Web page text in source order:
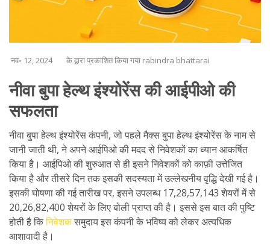
नव॰ 12, 2024 के द्वारा प्रकाशित किया गया rabindra bhattarai
नीवा बुपा हेल्थ इंश्योरेंस की आईपीओ की
सफलता
नीवा बुपा हेल्थ इंश्योरेंस कंपनी, जो पहले मैक्स बुपा हेल्थ इंश्योरेंस के नाम से
जानी जाती थी, ने अपने आईपिओ की मदद से निवेशकों का ध्यान आकर्षित
किया है। आईपिओ की शुरुआत से ही इसने निवेशकों को काफ़ी उत्तेजित
किया है और तीसरे दिन तक इसकी सदस्यता में उल्लेखनीय वृद्धि देखी गई है।
इसकी घोषणा की गई तारीख पर, इसने उपलब्ध 17,28,57,143 शेयरों में से
20,26,82,400 शेयरों के लिए बोली प्राप्त की है। इससे इस बात की पुष्टि
होती है किनिवेशकसमुदाय इस कंपनी के भविष्य को लेकर अत्यधिक
आशावादी है।